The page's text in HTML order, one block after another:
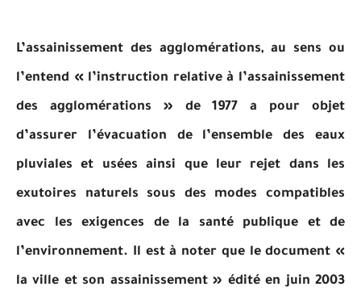
L’assainissement des agglomérations, au sens ou
l’entend « l’instruction relative à l’assainissement
des agglomérations » de 1977 a pour objet
d’assurer l’évacuation de l’ensemble des eaux
pluviales et usées ainsi que leur rejet dans les
exutoires naturels sous des modes compatibles
avec les exigences de la santé publique et de
l’environnement. Il est à noter que le document «
la ville et son assainissement » édité en juin 2003